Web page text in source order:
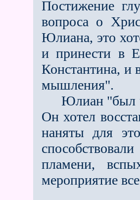
Постижение
вопроса о
Юлиана, это
и принести в
Константина, и
мышления".
Юлиан "был
Он хотел
наняты для
пламени,
мероприятие